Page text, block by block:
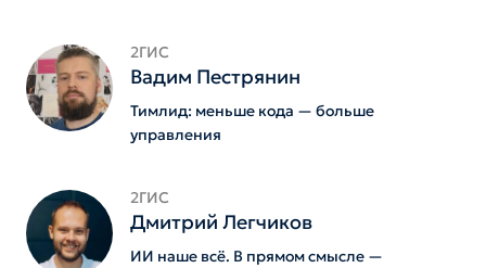
2ГИС
Вадим Пестрянин
Тимлид: меньше кода — больше
управления
2ГИС
Дмитрий Легчиков
ИИ наше всё. В прямом смысле —